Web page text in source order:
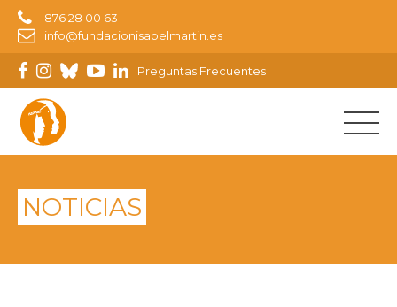
876 28 00 63
info@fundacionisabelmartin.es
Preguntas Frecuentes
NOTICIAS